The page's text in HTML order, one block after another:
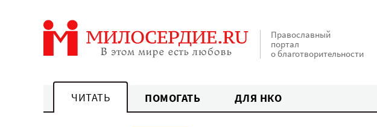
Православный
портал
о благотворительности
ЧИТАТЬ ПОМОГАТЬ ДЛЯ НКО